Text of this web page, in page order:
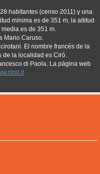
habitantes (censo 2011) y una
mínima es de 351 m, la altitud
es de 351 m.
Mario Caruso.
El nombre francés de la
de la localidad es Cirò.
di Paola. La página web